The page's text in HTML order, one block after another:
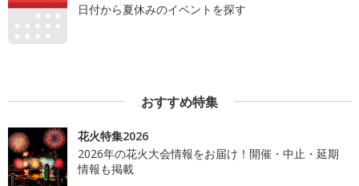
日付から夏休みのイベントを探す
おすすめ特集
花火特集2026
2026年の花火大会情報をお届け！開催・中止・延期
情報も掲載